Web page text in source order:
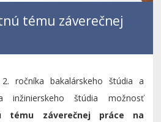
tému záverečnej
ročníka bakalárskeho štúdia a
inžinierskehoštúdia možnosť
tému záverečnej práce na